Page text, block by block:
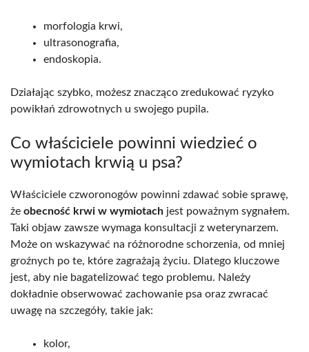
morfologia krwi,
ultrasonografia,
endoskopia.
Działając szybko, możesz znacząco zredukować ryzyko
powikłań zdrowotnych u swojego pupila.
Co właściciele powinni wiedzieć o
wymiotach krwią u psa?
Właściciele czworonogów powinni zdawać sobie sprawę,
że obecność krwi w wymiotach jest poważnym sygnałem.
Taki objaw zawsze wymaga konsultacji z weterynarzem.
Może on wskazywać na różnorodne schorzenia, od mniej
groźnych po te, które zagrażają życiu. Dlatego kluczowe
jest, aby nie bagatelizować tego problemu. Należy
dokładnie obserwować zachowanie psa oraz zwracać
uwagę na szczegóły, takie jak:
kolor,